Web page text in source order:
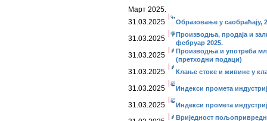
Март 2025.
31.03.2025
Образовање у саобраћају,
31.03.2025
Производња, продаја и
фебруар 2025.
31.03.2025
Производња и употреба
(претходни подаци)
31.03.2025 Клање стоке и живине у
31.03.2025 Индекси промета
31.03.2025 Индекси промета
Вриједност